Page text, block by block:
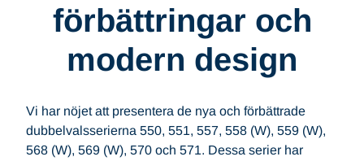
förbättringar och
modern design
Vi har nöjet att presentera de nya och förbättrade
dubbelvalsserierna 550, 551, 557, 558 (W), 559 (W),
568 (W), 569 (W), 570 och 571. Dessa serier har